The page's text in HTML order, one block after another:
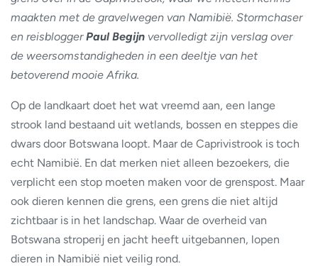
maakten met de gravelwegen van Namibië. Stormchaser
en reisbloggerPaul Begijn vervolledigt zijn verslag over
de weersomstandigheden in een deeltje van het
betoverend mooie Afrika.
Op de landkaart doet het wat vreemd aan, een lange
strook land bestaand uit wetlands, bossen en steppes die
dwars door Botswana loopt. Maar de Caprivistrook is toch
echt Namibië. En dat merken niet alleen bezoekers, die
verplicht een stop moeten maken voor de grenspost. Maar
ook dieren kennen die grens, een grens die niet altijd
zichtbaar is in het landschap. Waar de overheid van
Botswana stroperij en jacht heeft uitgebannen, lopen
dieren in Namibië niet veilig rond.